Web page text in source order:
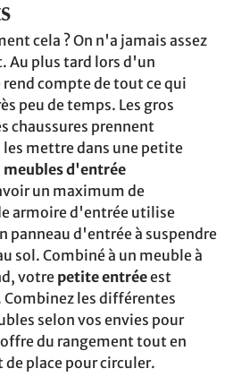
cela ? On n'a jamais assez
Au plus tard lors d'un
compte de tout ce qui
peu de temps. Les gros
chaussures prennent
les mettre dans une petite
meubles d'entrée
un maximum de
armoire d'entrée utilise
panneau d'entrée à suspendre
sol. Combiné à un meuble à
votre petite entréeest
les différentes
selon vos envies pour
du rangement tout en
place pour circuler.